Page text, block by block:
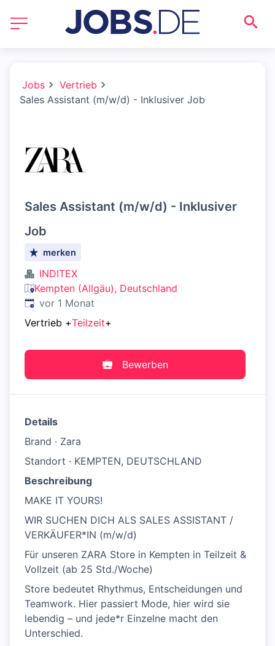
Jobs
Vertrieb
Sales Assistant (m/w/d) - Inklusiver Job
Sales Assistant (m/w/d) - Inklusiver
Job
merken
INDITEX
Kempten (Allgäu), Deutschland
Veröffentlicht:
vor 1 Monat
Vertrieb +Teilzeit+
Bewerben
Details
Brand · Zara
Standort · KEMPTEN, DEUTSCHLAND
Beschreibung
MAKE IT YOURS!
WIR SUCHEN DICH ALS SALES ASSISTANT /
VERKÄUFER*IN (m/w/d)
Für unseren ZARA Store in Kempten in Teilzeit &
Vollzeit (ab 25 Std./Woche)
Store bedeutet Rhythmus, Entscheidungen und
Teamwork. Hier passiert Mode, hier wird sie
lebendig – und jede*r Einzelne macht den
Unterschied.